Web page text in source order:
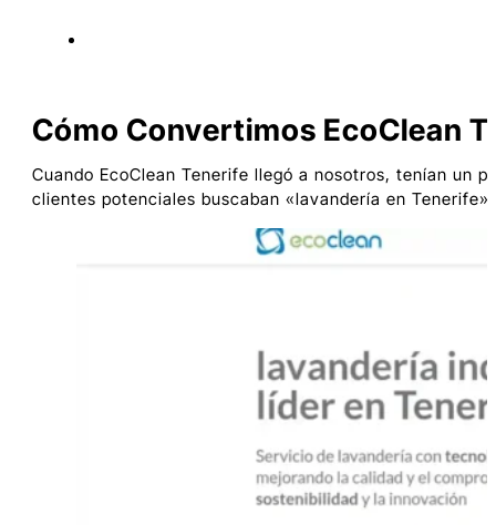
Cómo Convertimos EcoClean
Cuando EcoClean Tenerife llegó a nosotros, tenían un
clientes potenciales buscaban «lavandería en